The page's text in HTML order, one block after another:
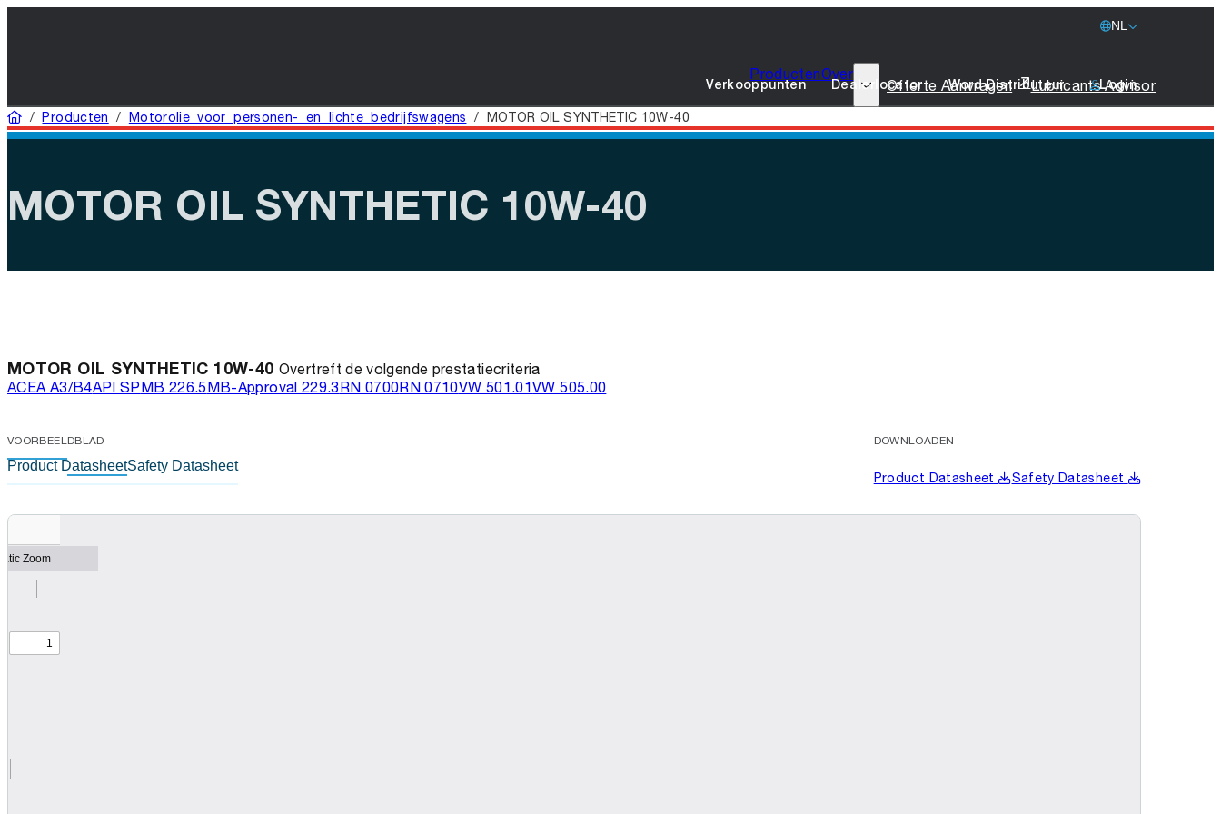
NL
ProductenOver77 Lubricants
Duurzaamheid
Stichting leeuw
Offerte Aanvragen Lubricants Advisor
Verkooppunten Dealerlocator Word Distributeur Login
Home
/Producten / Motorolie voor personen- en lichte bedrijfswagens / MOTOR OIL SYNTHETIC 10W-40
MOTOR OIL SYNTHETIC 10W-40
MOTOR OIL SYNTHETIC 10W-40 Overtreft de volgende prestatiecriteria
ACEA A3/B4API SPMB 226.5MB-Approval 229.3RN 0700RN 0710VW 501.01VW 505.00
DOWNLOADEN
Product Datasheet Safety Datasheet
VOORBEELDBLAD
Product DatasheetSafety Datasheet